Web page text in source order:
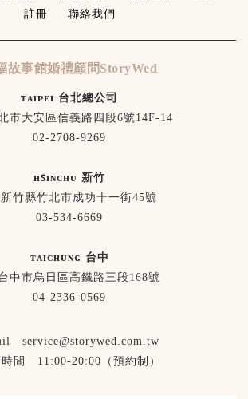
註冊
聯絡我們
故事館婚禮顧問StoryWed
ᴛᴀɪᴘᴇɪ 台北總公司
市大安區信義路四段6號14F-14
02-2708-9269
ʜꜱɪɴᴄʜᴜ 新竹
竹縣竹北市成功十一街45號
03-534-6669
ᴛᴀɪᴄʜᴜɴɢ 台中
中市烏日區高鐵路三段168號
04-2336-0569
service@storywed.com.tw
間 11:00-20:00（預約制）